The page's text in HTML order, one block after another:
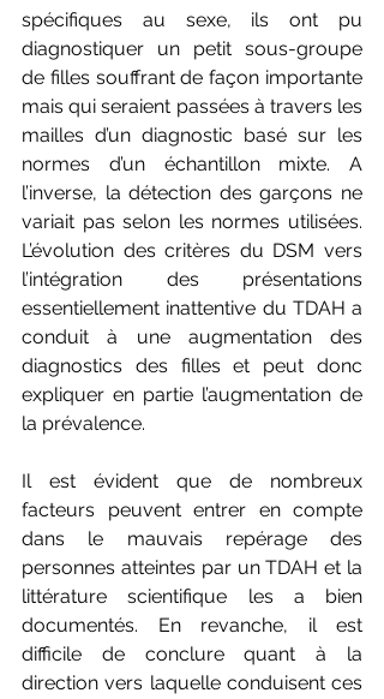
spécifiques au sexe, ils ont pu
diagnostiquer un petit sous-groupe
de filles souffrant de façon importante
mais qui seraient passées à travers les
mailles d’un diagnostic basé sur les
normes d’un échantillon mixte. A
l’inverse, la détection des garçons ne
variait pas selon les normes utilisées.
L’évolution des critères du DSM vers
l’intégration des présentations
essentiellement inattentive du TDAH a
conduit à une augmentation des
diagnostics des filles et peut donc
expliquer en partie l’augmentation de
la prévalence.
Il est évident que de nombreux
facteurs peuvent entrer en compte
dans le mauvais repérage des
personnes atteintes par un TDAH et la
littérature scientifique les a bien
documentés. En revanche, il est
difficile de conclure quant à la
direction vers laquelle conduisent ces